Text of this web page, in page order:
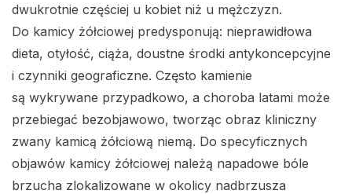
dwukrotnie częściej u kobiet niż u mężczyzn.
Do kamicy żółciowej predysponują: nieprawidłowa
dieta, otyłość, ciąża, doustne środki antykoncepcyjne
i czynniki geograficzne. Często kamienie
są wykrywane przypadkowo, a choroba latami może
przebiegać bezobjawowo, tworząc obraz kliniczny
zwany kamicą żółciową niemą. Do specyficznych
objawów kamicy żółciowej należą napadowe bóle
brzucha zlokalizowane w okolicy nadbrzusza